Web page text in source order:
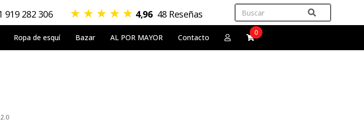
919 282 306 ★ ★ ★ ★ ★ 4,96 48 Reseñas
Ropa de esquí Bazar AL POR MAYOR Contacto
0